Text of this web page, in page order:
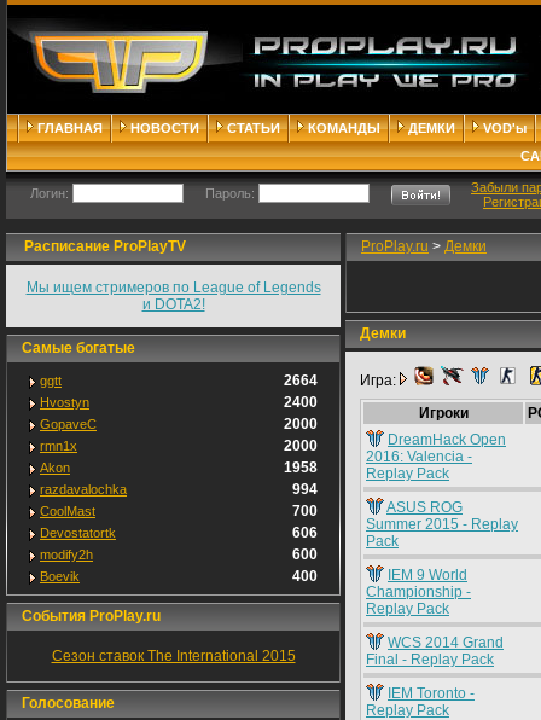
ГЛАВНАЯ НОВОСТИ СТАТЬИ КОМАНДЫ ДЕМКИ
VOD'ы
Логин: Пароль:
Забыли
Расписание ProPlayTV
Мы ищем стримеров по League of Legends
и DOTA2!
Самые богатые
ggtt 2664
Hvostyn 2400
GopaveC 2000
rmn1x 2000
Akon 1958
razdavalochka 994
CoolMast 700
Devostatortk 606
modify2h 600
Boevik 400
События ProPlay.ru
Сезон ставок The International 2015
Голосование
ProPlay.ru > Демки
Демки
Игра:
Игроки
DreamHack Open
2016: Valencia -
Replay Pack
ASUS ROG
Summer 2015 - Replay
Pack
IEM 9 World
Championship -
Replay Pack
WCS 2014 Grand
Final - Replay Pack
IEM Toronto -
Replay Pack